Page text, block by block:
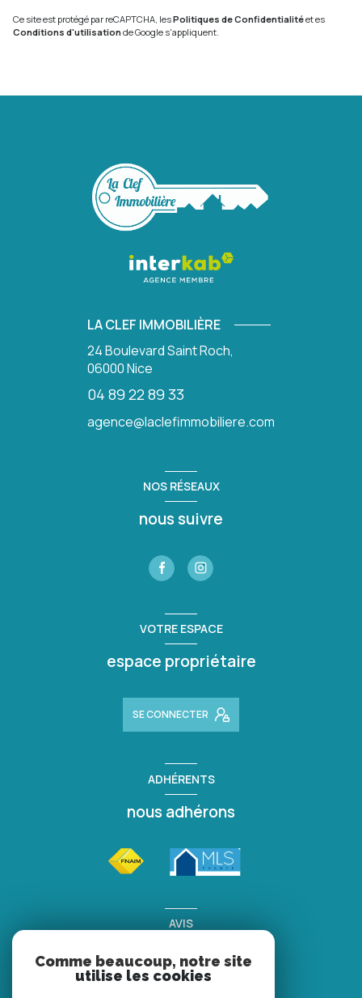
Ce site est protégé par reCAPTCHA, lesPolitiques de Confidentialitéet es
Conditions d'utilisationde Google s'appliquent.
LA CLEF IMMOBILIÈRE
24 Boulevard Saint Roch,
06000Nice
04 89 22 89 33
agence@laclefimmobiliere.com
NOS RÉSEAUX
nous suivre
VOTRE ESPACE
espace propriétaire
SE CONNECTER
ADHÉRENTS
nous adhérons
AVIS
clients
Comme beaucoup, notre site
utilise les cookies